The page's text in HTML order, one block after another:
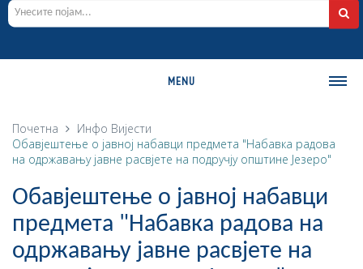
MENU
О ОПШТИНИ
Историја
Географија
Насељена мјеста
Почетна Инфо Вијести
Обавјештење о јавној набавци предмета "Набавка радова
на одржавању јавне расвјете на подручју општине Језеро"
Обавјештење о јавној набавци
предмета "Набавка радова на
одржавању јавне расвјете на